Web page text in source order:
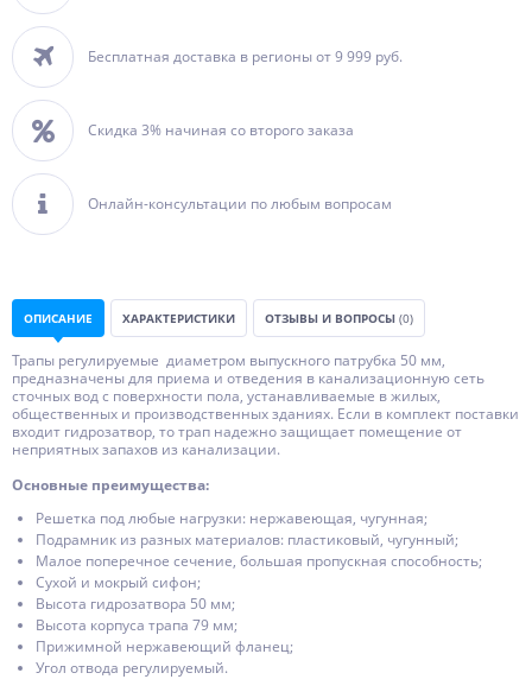
Бесплатная доставка в регионы от 9 999 руб.
Скидка 3% начиная со второго заказа
Онлайн-консультации по любым вопросам
ОПИСАНИЕ ХАРАКТЕРИСТИКИ ОТЗЫВЫ И ВОПРОСЫ (0)
Трапы регулируемые диаметром выпускного патрубка 50 мм,
предназначены для приема и отведения в канализационную сеть
сточных вод с поверхности пола, устанавливаемые в жилых,
общественных и производственных зданиях. Если в комплект поставки
входит гидрозатвор, то трап надежно защищает помещение от
неприятных запахов из канализации.
Основные преимущества:
Решетка под любые нагрузки: нержавеющая, чугунная;
Подрамник из разных материалов: пластиковый, чугунный;
Малое поперечное сечение, большая пропускная способность;
Сухой и мокрый сифон;
Высота гидрозатвора 50 мм;
Высота корпуса трапа 79 мм;
Прижимной нержавеющий фланец;
Угол отвода регулируемый.